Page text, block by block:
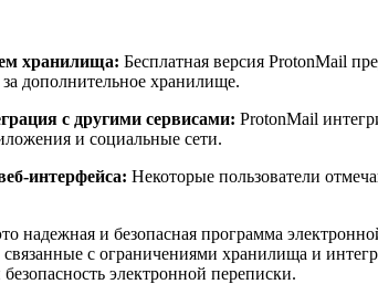
хранилища: Бесплатная версия ProtonMail
за дополнительное хранилище.
с другими сервисами: ProtonMail
и социальные сети.
интерфейса: Некоторые пользователи
надежная и безопасная программа
связанные с ограничениями хранилища и
электронной переписки.